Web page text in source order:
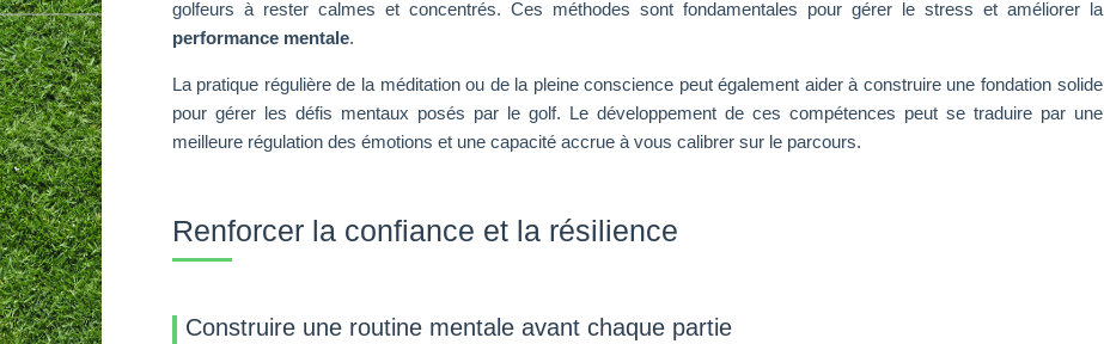
golfeurs à rester calmes et concentrés. Ces méthodes sont fondamentales pour gérer le stress et améliorer la
performance mentale.
La pratique régulière de la méditation ou de la pleine conscience peut également aider à construire une fondation solide
pour gérer les défis mentaux posés par le golf. Le développement de ces compétences peut se traduire par une
meilleure régulation des émotions et une capacité accrue à vous calibrer sur le parcours.
Renforcer la confiance et la résilience
Construire une routine mentale avant chaque partie